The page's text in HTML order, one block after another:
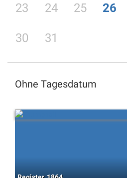
23 24 25 26
30 31
Ohne Tagesdatum